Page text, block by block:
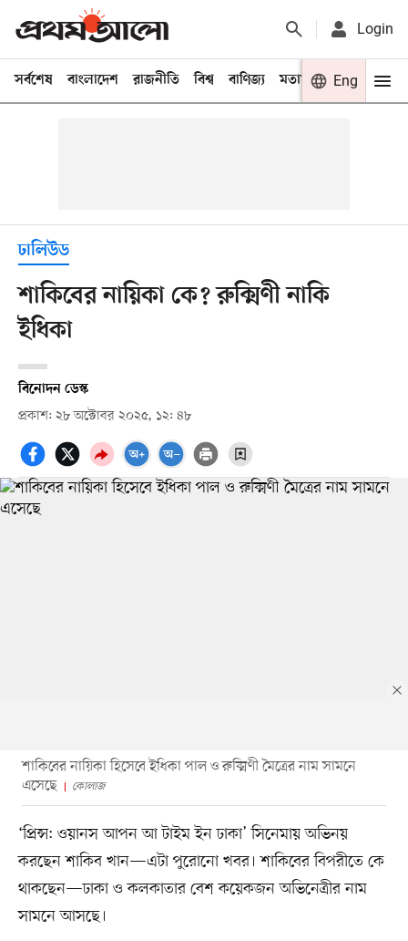
Login
সর্বশেষ বাংলাদেশ রাজনীতি বিশ্ব বাণিজ্য মতামত খেলা
Eng
ঢালিউড
শাকিবের নায়িকা কে? রুক্মিণী নাকি
ইধিকা
বিনোদন ডেস্ক
প্রকাশ: ২৮ অক্টোবর ২০২৫, ১২: ৪৮
শাকিবের নায়িকা হিসেবে ইধিকা পাল ও রুক্মিণী মৈত্রের নাম সামনে
এসেছে
কোলাজ
‘প্রিন্স: ওয়ানস আপন আ টাইম ইন ঢাকা’ সিনেমায় অভিনয়
করছেন শাকিব খান—এটা পুরোনো খবর। শাকিবের বিপরীতে কে
থাকছেন—ঢাকা ও কলকাতার বেশ কয়েকজন অভিনেত্রীর নাম
সামনে আসছে।